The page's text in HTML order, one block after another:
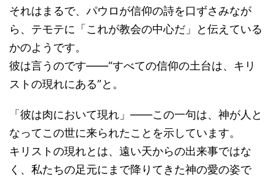
それはまるで、パウロが信仰の詩を口ずさみなが
ら、テモテに「これが教会の中心だ」と伝えている
かのようです。
彼は言うのです――“すべての信仰の土台は、キリ
ストの現れにある”と。
「彼は肉において現れ」――この一句は、神が人と
なってこの世に来られたことを示しています。
キリストの現れとは、遠い天からの出来事ではな
く、私たちの足元にまで降りてきた神の愛の姿で